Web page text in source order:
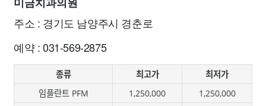
미금치과의원
주소 : 경기도 남양주시 경춘로
예약 : 031-569-2875
종류 최고가
최저가
임플란트 PFM
1,250,000
1,250,000